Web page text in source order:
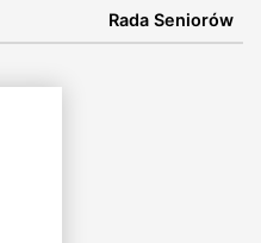
Rada Seniorów